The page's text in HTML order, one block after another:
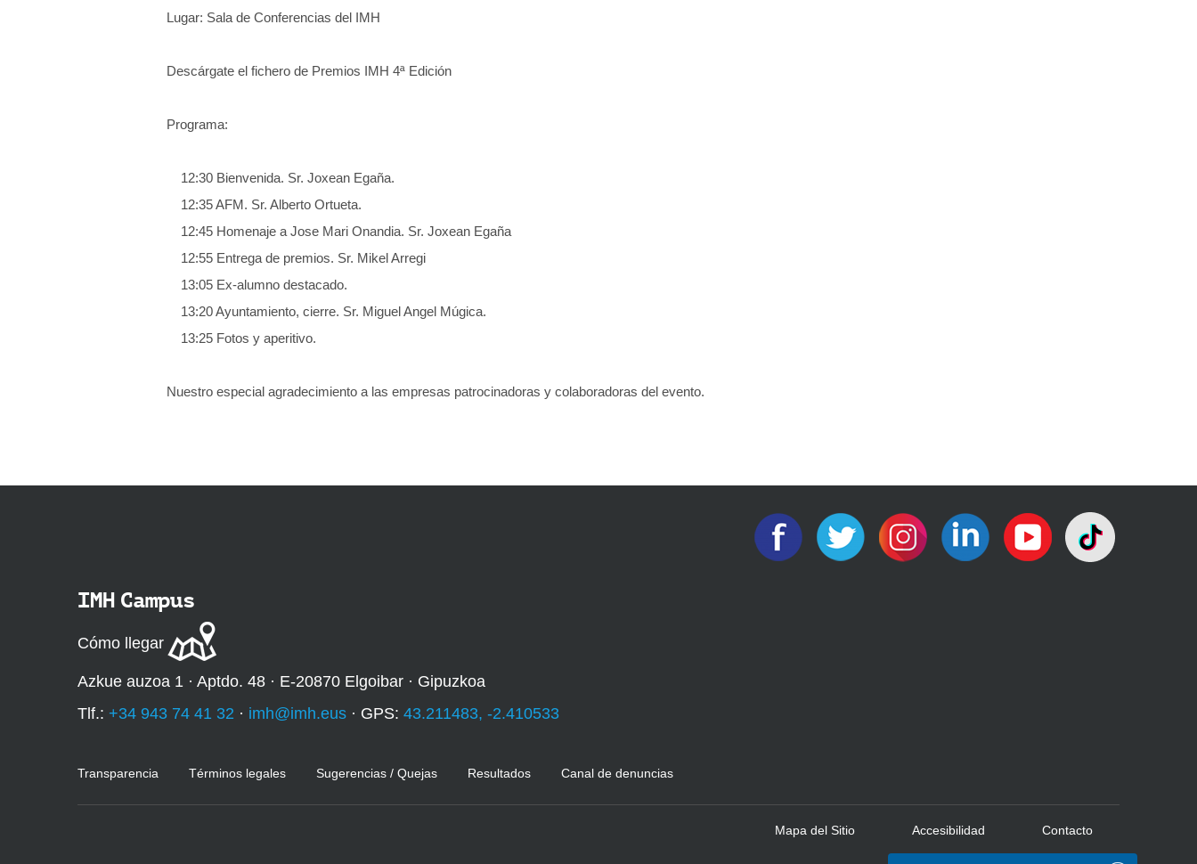
Lugar: Sala de Conferencias del IMH
Descárgate el fichero de Premios IMH 4ª Edición
Programa:
12:30 Bienvenida. Sr. Joxean Egaña.
12:35 AFM. Sr. Alberto Ortueta.
12:45 Homenaje a Jose Mari Onandia. Sr. Joxean Egaña
12:55 Entrega de premios. Sr. Mikel Arregi
13:05 Ex-alumno destacado.
13:20 Ayuntamiento, cierre. Sr. Miguel Angel Múgica.
13:25 Fotos y aperitivo.
Nuestro especial agradecimiento a las empresas patrocinadoras y colaboradoras del evento.
IMH Campus
Cómo llegar
Azkue auzoa 1 · Aptdo. 48 · E-20870 Elgoibar · Gipuzkoa
Tlf.: +34 943 74 41 32 · imh@imh.eus · GPS: 43.211483, -2.410533
Transparencia Términos legales Sugerencias / Quejas Resultados Canal de denuncias
Mapa del Sitio Accesibilidad Contacto